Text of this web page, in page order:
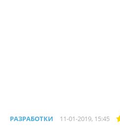
РАЗРАБОТКИ 11-01-2019, 15:45